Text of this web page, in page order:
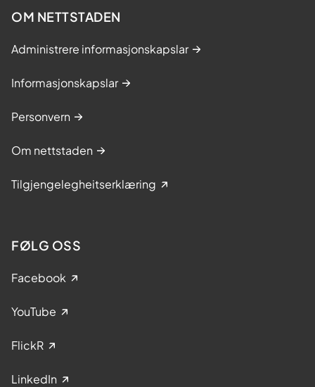
OM NETTSTADEN
Administrere informasjonskapslar
Informasjonskapslar
Personvern
Om nettstaden
Tilgjengelegheitserklæring
FØLG OSS
Facebook
YouTube
FlickR
LinkedIn